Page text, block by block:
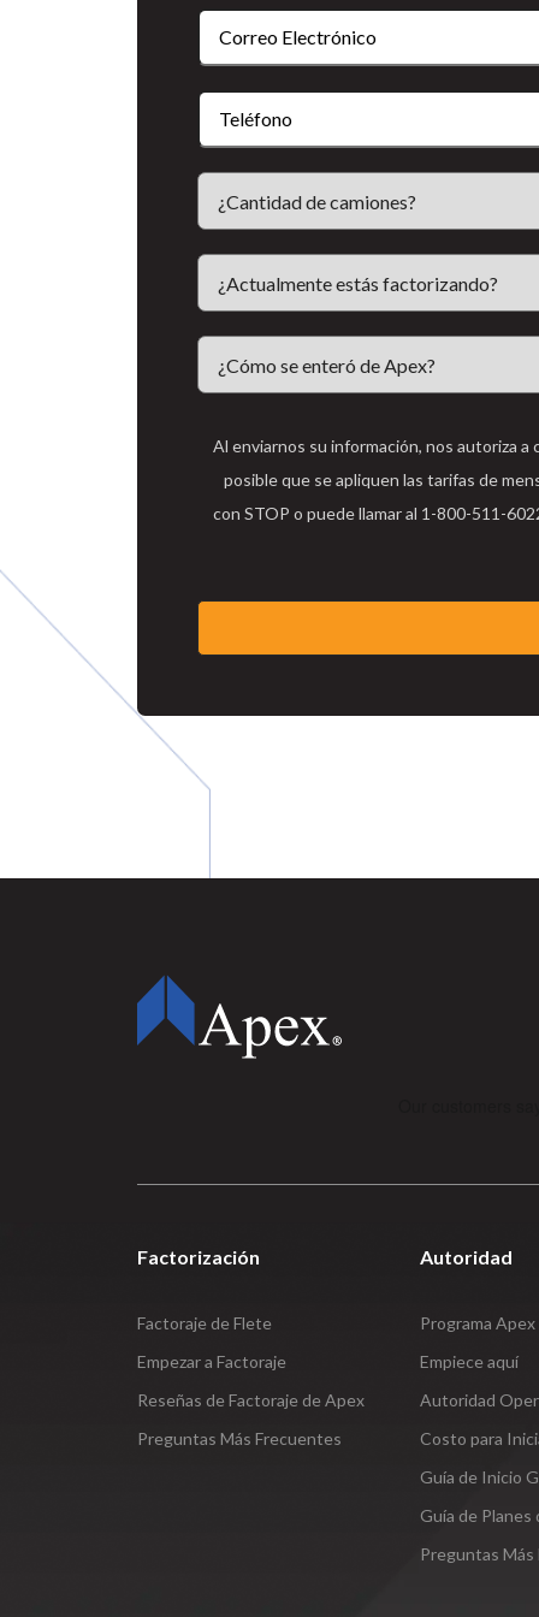
Al enviarnos su información, nos autoriza
posible que se apliquen las tarifas de
con STOP o puede llamar al 1-800-511-
Factorización
Factoraje de Flete
Empezar a Factoraje
Reseñas de Factoraje de Apex
Preguntas Más Frecuentes
Autoridad
Programa
Empiece aquí
Autoridad
Costo para
Guía de Inicio
Guía de Planes
Preguntas